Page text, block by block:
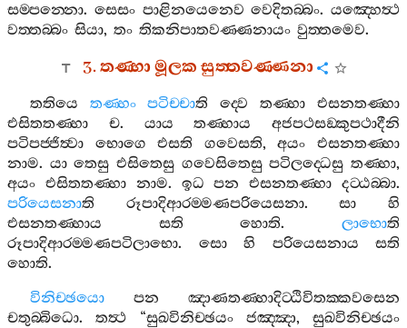
සම‍්පන‍්නො. සෙසං පාළිනයෙනෙව වෙදිතබ‍්බං. යඤ‍්හෙත්‍ථ
වත‍්තබ‍්බං සියා, තං තිකනිපාතවණ‍්ණනායං වුත‍්තමෙව.
3.තණ‍්හාමූලකසුත‍්තවණ‍්ණනා
තතියෙ තණ‍්හං පටිච‍්චාති ද‍්වෙ තණ‍්හා
එසනතණ‍්හා
එසිතතණ‍්හා
ච. යාය තණ‍්හාය
අජපථසඞ‍්කුපථාදීනි
පටිපජ‍්ජිත්‍වා
භොගෙ එසති ගවෙසති,අයං
එසනතණ‍්හා
නාම. යා තෙසු එසිතෙසු ගවෙසිතෙසු පටිලද‍්ධෙසු තණ‍්හා,
අයං එසිතතණ‍්හා නාම. ඉධ පන එසනතණ‍්හා දට‍්ඨබ‍්බා.
පරියෙසනාති රූපාදිආරම‍්මණපරියෙසනා.සා
හි
එසනතණ‍්හාය
සති හොති.ලාභොති
රූපාදිආරම‍්මණපටිලාභො. සො හි පරියෙසනාය
සති
හොති.
විනිච‍්ඡයො
පන
ඤාණතණ‍්හාදිට‍්ඨිවිතක‍්කවසෙන
චතුබ‍්බිධො.තත්‍ථ “සුඛවිනිච‍්ඡයං ජඤ‍්ඤා, සුඛවිනිච‍්ඡයං